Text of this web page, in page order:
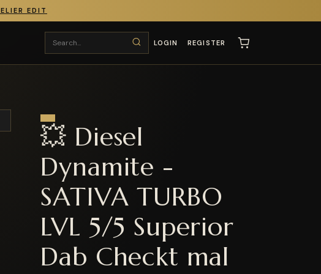
EDIT
LOGIN REGISTER
💥 Diesel
Dynamite -
SATIVA TURBO
LVL 5/5 Superior
Dab Checkt mal